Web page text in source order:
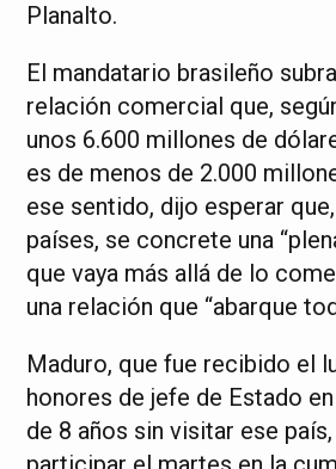
Planalto.
El mandatario brasileño
relación comercial que,
unos 6.600 millones de
es de menos de 2.000
ese sentido, dijo esperar
países, se concrete una
que vaya más allá de lo
una relación que “abarque
Maduro, que fue recibido el
honores de jefe de Estado
de 8 años sin visitar ese